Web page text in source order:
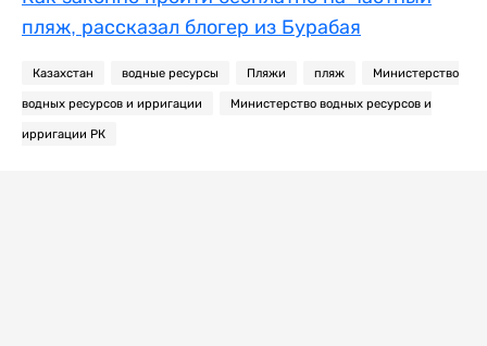
пляж, рассказал блогер из Бурабая
Казахстан водные ресурсы Пляжи пляж Министерство
водных ресурсов и ирригации Министерство водных ресурсов и
ирригации РК